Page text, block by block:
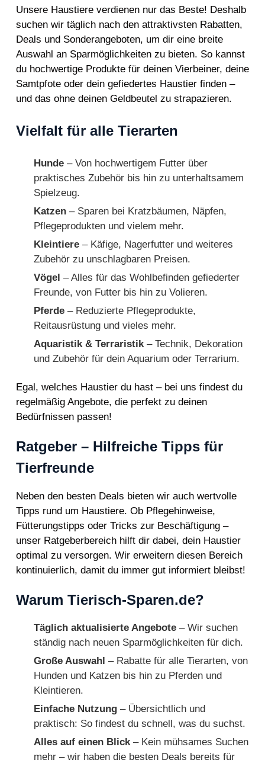
Unsere Haustiere verdienen nur das Beste! Deshalb
suchen wir täglich nach den attraktivsten Rabatten,
Deals und Sonderangeboten, um dir eine breite
Auswahl an Sparmöglichkeiten zu bieten. So kannst
du hochwertige Produkte für deinen Vierbeiner, deine
Samtpfote oder dein gefiedertes Haustier finden –
und das ohne deinen Geldbeutel zu strapazieren.
Vielfalt für alle Tierarten
Hunde – Von hochwertigem Futter über
praktisches Zubehör bis hin zu unterhaltsamem
Spielzeug.
Katzen – Sparen bei Kratzbäumen, Näpfen,
Pflegeprodukten und vielem mehr.
Kleintiere – Käfige, Nagerfutter und weiteres
Zubehör zu unschlagbaren Preisen.
Vögel – Alles für das Wohlbefinden gefiederter
Freunde, von Futter bis hin zu Volieren.
Pferde – Reduzierte Pflegeprodukte,
Reitausrüstung und vieles mehr.
Aquaristik & Terraristik– Technik, Dekoration
und Zubehör für dein Aquarium oder Terrarium.
Egal, welches Haustier du hast – bei uns findest du
regelmäßig Angebote, die perfekt zu deinen
Bedürfnissen passen!
Ratgeber – Hilfreiche Tipps für
Tierfreunde
Neben den besten Deals bieten wir auch wertvolle
Tipps rund um Haustiere. Ob Pflegehinweise,
Fütterungstipps oder Tricks zur Beschäftigung –
unser Ratgeberbereich hilft dir dabei, dein Haustier
optimal zu versorgen. Wir erweitern diesen Bereich
kontinuierlich, damit du immer gut informiert bleibst!
Warum Tierisch-Sparen.de?
Täglich aktualisierte Angebote – Wir suchen
ständig nach neuen Sparmöglichkeiten für dich.
Große Auswahl – Rabatte für alle Tierarten, von
Hunden und Katzen bis hin zu Pferden und
Kleintieren.
Einfache Nutzung – Übersichtlich und
praktisch: So findest du schnell, was du suchst.
Alles auf einen Blick – Kein mühsames Suchen
mehr – wir haben die besten Deals bereits für